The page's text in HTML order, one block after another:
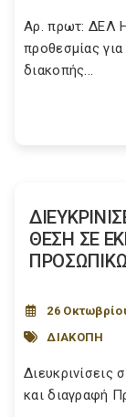
Αρ. πρωτ: ΔΕΛ
προθεσμίας
διακοπής...
ΘΕΣΗ ΣΕ
26
ΔΙΑΚΟΠΗ
Διευκρινίσεις
και διαγραφή